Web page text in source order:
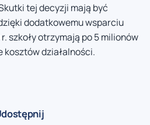
tej decyzji mają być
dodatkowemu wsparciu
szkoły otrzymają po 5 milionów
kosztów działalności.